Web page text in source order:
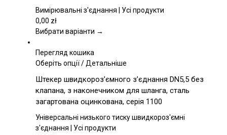
Параметри
вибрати
сторінці
товару
Вимірювальні з'єднання | Усі продукти
0,00 zł
Вибрати варіанти →
Перегляд кошика
Оберіть опціїЦей
має
кілька
варіантів.
Параметри
можна
/Детальніше
Штекер швидкороз’ємного з’єднання DN5,5 без
клапана, з наконечником для шланга, сталь
загартована оцинкована, серія 1100
Універсальні низького тиску швидкороз'ємні
з'єднання | Усі продукти